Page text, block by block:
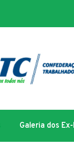
Galeria dos